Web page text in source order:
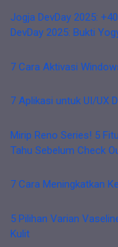
Jogja DevDay 2025:
DevDay 2025: Bukti
7 Cara Aktivasi
7 Aplikasi untuk UI/UX
Mirip Reno Series! 5
Tahu Sebelum Check
7 Cara Meningkatkan
5 Pilihan Varian
Kulit